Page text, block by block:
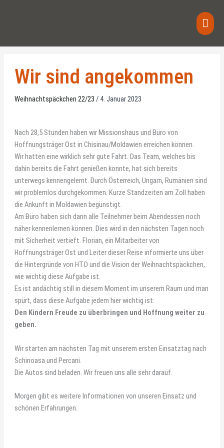
Wir sind angekommen
Weihnachtspäckchen 22/23 / 4. Januar 2023
Nach 28,5 Stunden haben wir Missionshaus und Büro von
Hoffnungsträger Ost in Chisinau/Moldawien erreichen können.
Wir hatten eine wirklich sehr gute Fahrt. Das Team, welches bis
dahin bereits die Fahrt genießen konnte, hat sich bereits
unterwegs kennengelernt. Durch Österreich, Ungarn, Rumänien sind
wir problemlos durchgekommen. Kurze Standzeiten am Zoll haben
die Ankunft in Moldawien begünstigt.
Am Büro haben sich dann alle Teilnehmer beim Abendessen noch
näher kennenlernen können. Dies wird in den nächsten Tagen noch
mit Sicherheit vertieft. Florian, ein Mitarbeiter von
Hoffnungsträger Ost und Leiter dieser Reise informierte uns über
die Hintergründe von HTO und die Vision der Weihnachtspäckchen,
wie wichtig diese Aufgabe ist.
Es ist andächtig still in diesem Moment im unserem Raum und man
spürt, dass diese Aufgabe jedem hier wichtig ist:
Den Kindern Freude zu überbringen und Hoffnung weiter zu
geben.
Wir starten am nächsten Tag mit unserem ersten Einsatztag nach
Schinoasa und Percani.
Die Autos sind beladen. Wir freuen uns alle sehr darauf.
Morgen gibt es weitere Informationen von unseren Einsatz und
schönen Erfahrungen.